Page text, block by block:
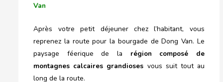
Van
Après votre petit déjeuner chez l’habitant, vous
reprenez la route pour la bourgade de Dong Van. Le
paysage féerique de la région composé de
montagnes calcaires grandioses vous suit tout au
long de la route.